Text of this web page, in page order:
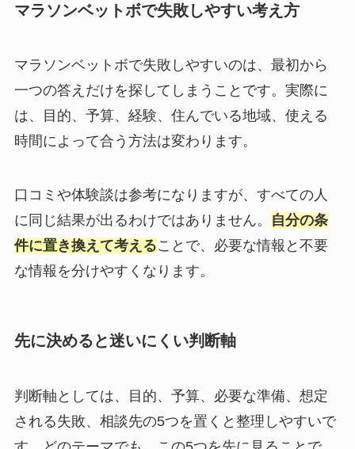
マラソンベットボで失敗しやすい考え方
マラソンベットボで失敗しやすいのは、最初から
一つの答えだけを探してしまうことです。実際に
は、目的、予算、経験、住んでいる地域、使える
時間によって合う方法は変わります。
口コミや体験談は参考になりますが、すべての人
に同じ結果が出るわけではありません。
自分の条
件に置き換えて考えることで、必要な情報と不要
な情報を分けやすくなります。
先に決めると迷いにくい判断軸
判断軸としては、目的、予算、必要な準備、想定
される失敗、相談先の5つを置くと整理しやすいで